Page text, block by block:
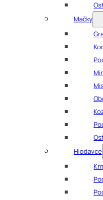
Mačky
Hlodavce